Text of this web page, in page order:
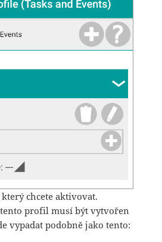
chcete aktivovat.
profil musí být vytvořen
vypadat podobně jako tento: